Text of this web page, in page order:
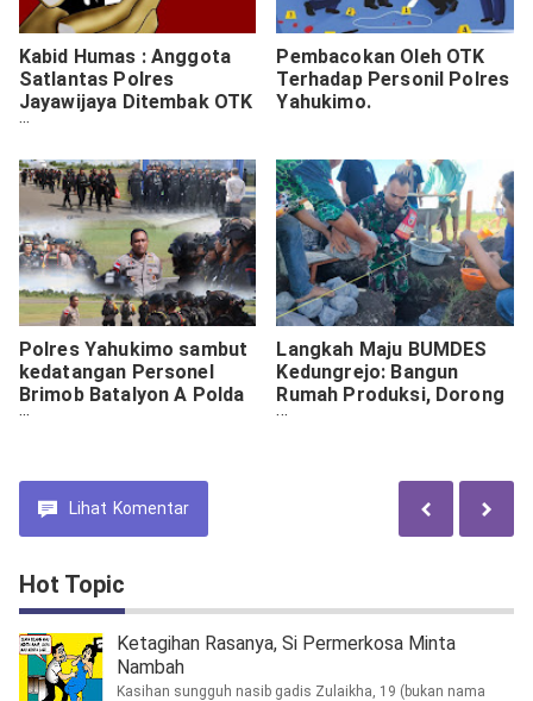
Kabid Humas : Anggota
Satlantas Polres
Jayawijaya Ditembak OTK
di Depan RSUD Wamena
Pembacokan Oleh OTK
Terhadap Personil Polres
Yahukimo.
Polres Yahukimo sambut
kedatangan Personel
Brimob Batalyon A Polda
Papua di Bandar Udara
Langkah Maju BUMDES
Kedungrejo: Bangun
Rumah Produksi, Dorong
Ekonomi Desa
Lihat Komentar
Hot Topic
Ketagihan Rasanya, Si Permerkosa Minta
Nambah
Kasihan sungguh nasib gadis Zulaikha, 19 (bukan nama